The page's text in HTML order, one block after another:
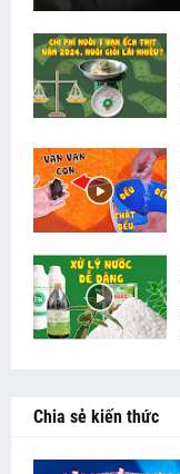
Chia sẻ kiến thức